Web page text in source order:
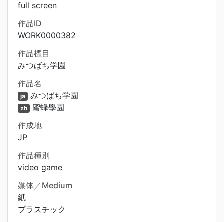
full screen
作品ID
WORK0000382
作品標目
みつばち学園
作品名
ja みつばち学園
zh 蜜蜂學園
作成地
JP
作品種別
video game
媒体／Medium
紙
プラスチック